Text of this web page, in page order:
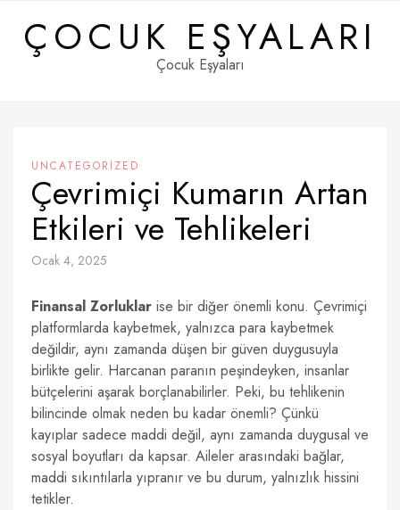
contentÇOCUK EŞYALARI
Çocuk Eşyaları
UNCATEGORIZED
Çevrimiçi Kumarın Artan
Etkileri ve Tehlikeleri
Ocak 4, 2025
Finansal Zorluklar ise bir diğer önemli konu. Çevrimiçi
platformlarda kaybetmek, yalnızca para kaybetmek
değildir, aynı zamanda düşen bir güven duygusuyla
birlikte gelir. Harcanan paranın peşindeyken, insanlar
bütçelerini aşarak borçlanabilirler. Peki, bu tehlikenin
bilincinde olmak neden bu kadar önemli? Çünkü
kayıplar sadece maddi değil, aynı zamanda duygusal ve
sosyal boyutları da kapsar. Aileler arasındaki bağlar,
maddi sıkıntılarla yıpranır ve bu durum, yalnızlık hissini
tetikler.